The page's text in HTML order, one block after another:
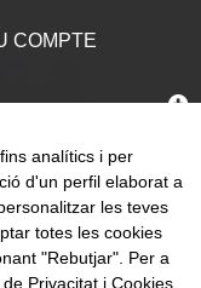
COMPTE
la
☰
0
analítics i per
d'un perfil elaborat a
les teves
totes les cookies
"Rebutjar". Per a
Privacitat i Cookies